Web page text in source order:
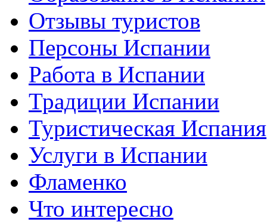
Отзывы туристов
Персоны Испании
Работа в Испании
Традиции Испании
Туристическая Испания
Услуги в Испании
Фламенко
Что интересно